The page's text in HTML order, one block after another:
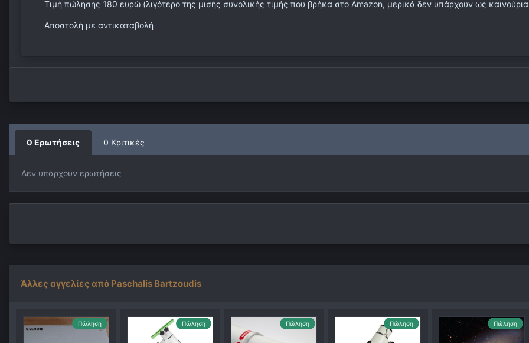
Τιμή πώλησης 180 ευρώ (λιγότερο της μισής συνολικής τιμής που βρήκα στο Amazon, μερικά δεν υπάρχουν ως
Αποστολή με αντικαταβολή
0 Ερωτήσεις 0 Κριτικές
Δεν υπάρχουν ερωτήσεις
Άλλες αγγελίες από Paschalis Bartzoudis
Πώληση Πώληση Πώληση Πώληση Πώληση